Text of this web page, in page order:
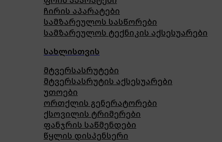
ჩირის აპარატები
სამზარეულოს სასწორები
სამზარეულოს ტექნიკის აქსესუარები
სახლისთვის
მტვერსასრუტები
მტვერსასრუტის აქსესუარები
უთოები
ორთქლის გენერატორები
ქსოვილის ტრიმერები
ფანჯრის საწმენდები
წყლის დისპენსერი